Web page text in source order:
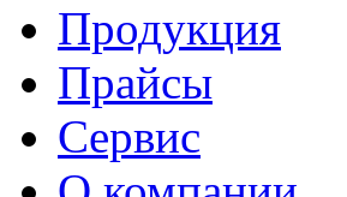
Продукция
Прайсы
Сервис